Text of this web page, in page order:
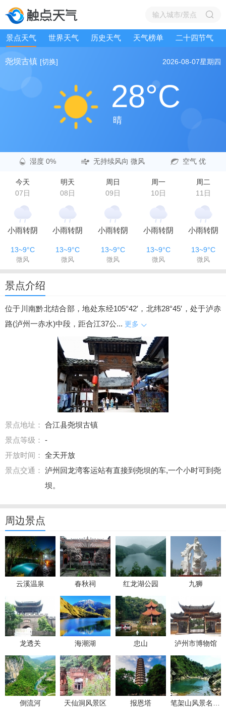
景点天气 世界天气 历史天气 天气榜单 二十四节气
尧坝古镇 [切换] 2026-08-07星期四
28°C
晴
湿度 0% 无持续风向 微风 空气 优
今天
07日
明天
08日
周日
09日
周一
10日
周二
11日
小雨转阴 小雨转阴 小雨转阴 小雨转阴 小雨转阴
13~9°C 13~9°C 13~9°C 13~9°C 13~9°C
微风 微风 微风 微风 微风
景点介绍
位于川南黔北结合部，地处东经105°42′，北纬28°45′，处于泸赤
路(泸州一赤水)中段，距合江37公... 更多
景点地址： 合江县尧坝古镇
景点等级： -
开放时间： 全天开放
景点交通： 泸州回龙湾客运站有直接到尧坝的车,一个小时可到尧
坝。
周边景点
云溪温泉 春秋祠 红龙湖公园 九狮
龙透关 海潮湖 忠山 泸州市博物馆
倒流河 天仙洞风景区 报恩塔